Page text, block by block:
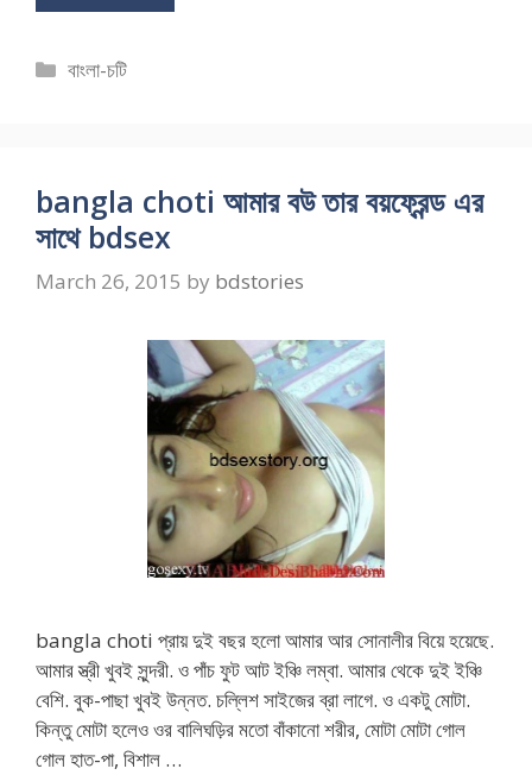
Categories
বাংলা-চটি
bangla choti আমার বউ তার বয়ফ্রেন্ড এর
সাথে bdsex
March 26, 2015 by bdstories
bangla choti প্রায় দুই বছর হলো আমার আর সোনালীর বিয়ে হয়েছে.
আমার স্ত্রী খুবই সুন্দরী. ও পাঁচ ফুট আট ইঞ্চি লম্বা. আমার থেকে দুই ইঞ্চি
বেশি. বুক-পাছা খুবই উন্নত. চল্লিশ সাইজের ব্রা লাগে. ও একটু মোটা.
কিন্তু মোটা হলেও ওর বালিঘড়ির মতো বাঁকানো শরীর, মোটা মোটা গোল
গোল হাত-পা, বিশাল …